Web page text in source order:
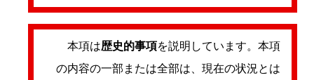
本項は歴史的事項を説明しています。本項
の内容の一部または全部は、現在の状況とは